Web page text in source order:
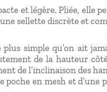
et légère. Pliée, elle
sellette discrète et
simple qu’on ait
de la hauteur
de l’inclinaison des
poche en mesh et